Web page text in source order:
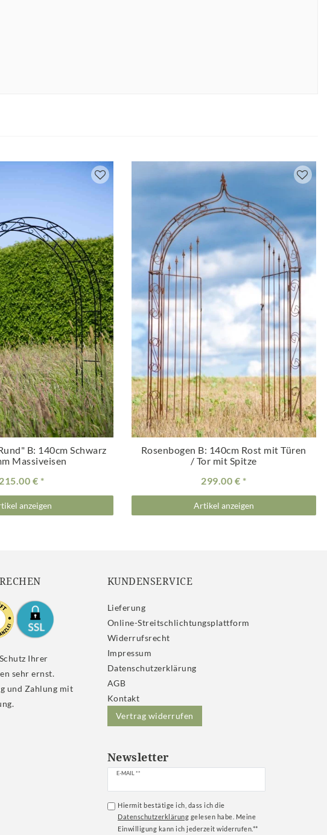
B: 140cm Schwarz
Massiveisen
215.00 €
anzeigen
Rosenbogen B: 140cm Rost mit Türen
/ Tor mit Spitze
299.00 €
Artikel anzeigen
Ihrer
sehr ernst.
und Zahlung mit
KUNDENSERVICE
Lieferung
Online-Streitschlichtungsplattform
Widerrufs­recht
Impressum
Daten­schutz­erklärung
AGB
Kontakt
Vertrag widerrufen
Newsletter
E-MAIL **
Newsletter
Honig
Hiermit bestätige ich, dass ich die
Daten­schutz­erklärung gelesen habe. Meine
Einwilligung kann ich jederzeit widerrufen.**